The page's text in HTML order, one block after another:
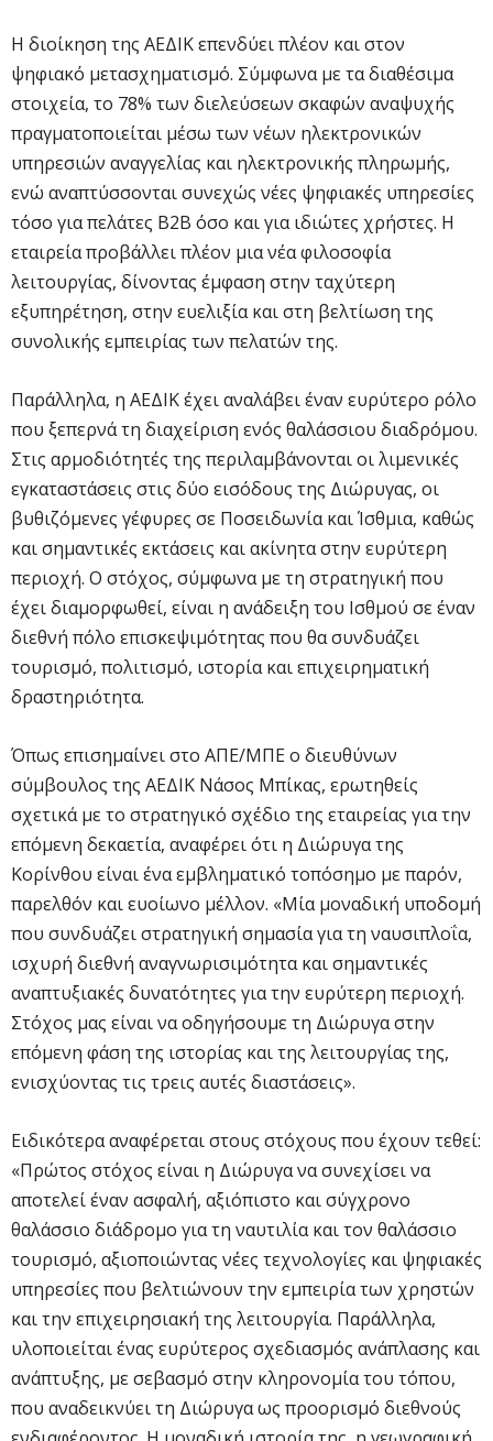
Η διοίκηση της ΑΕΔΙΚ επενδύει πλέον και στον
ψηφιακό μετασχηματισμό. Σύμφωνα με τα διαθέσιμα
στοιχεία, το 78% των διελεύσεων σκαφών αναψυχής
πραγματοποιείται μέσω των νέων ηλεκτρονικών
υπηρεσιών αναγγελίας και ηλεκτρονικής πληρωμής,
ενώ αναπτύσσονται συνεχώς νέες ψηφιακές υπηρεσίες
τόσο για πελάτες B2B όσο και για ιδιώτες χρήστες. Η
εταιρεία προβάλλει πλέον μια νέα φιλοσοφία
λειτουργίας, δίνοντας έμφαση στην ταχύτερη
εξυπηρέτηση, στην ευελιξία και στη βελτίωση της
συνολικής εμπειρίας των πελατών της.
Παράλληλα, η ΑΕΔΙΚ έχει αναλάβει έναν ευρύτερο ρόλο
που ξεπερνά τη διαχείριση ενός θαλάσσιου διαδρόμου.
Στις αρμοδιότητές της περιλαμβάνονται οι λιμενικές
εγκαταστάσεις στις δύο εισόδους της Διώρυγας, οι
βυθιζόμενες γέφυρες σε Ποσειδωνία και Ίσθμια, καθώς
και σημαντικές εκτάσεις και ακίνητα στην ευρύτερη
περιοχή. Ο στόχος, σύμφωνα με τη στρατηγική που
έχει διαμορφωθεί, είναι η ανάδειξη του Ισθμού σε έναν
διεθνή πόλο επισκεψιμότητας που θα συνδυάζει
τουρισμό, πολιτισμό, ιστορία και επιχειρηματική
δραστηριότητα.
Όπως επισημαίνει στο ΑΠΕ/ΜΠΕ ο διευθύνων
σύμβουλος της ΑΕΔΙΚ Νάσος Μπίκας, ερωτηθείς
σχετικά με το στρατηγικό σχέδιο της εταιρείας για την
επόμενη δεκαετία, αναφέρει ότι η Διώρυγα της
Κορίνθου είναι ένα εμβληματικό τοπόσημο με παρόν,
παρελθόν και ευοίωνο μέλλον. «Mία μοναδική υποδομή
που συνδυάζει στρατηγική σημασία για τη ναυσιπλοΐα,
ισχυρή διεθνή αναγνωρισιμότητα και σημαντικές
αναπτυξιακές δυνατότητες για την ευρύτερη περιοχή.
Στόχος μας είναι να οδηγήσουμε τη Διώρυγα στην
επόμενη φάση της ιστορίας και της λειτουργίας της,
ενισχύοντας τις τρεις αυτές διαστάσεις».
Ειδικότερα αναφέρεται στους στόχους που έχουν τεθεί:
«Πρώτος στόχος είναι η Διώρυγα να συνεχίσει να
αποτελεί έναν ασφαλή, αξιόπιστο και σύγχρονο
θαλάσσιο διάδρομο για τη ναυτιλία και τον θαλάσσιο
τουρισμό, αξιοποιώντας νέες τεχνολογίες και ψηφιακές
υπηρεσίες που βελτιώνουν την εμπειρία των χρηστών
και την επιχειρησιακή της λειτουργία. Παράλληλα,
υλοποιείται ένας ευρύτερος σχεδιασμός ανάπλασης και
ανάπτυξης, με σεβασμό στην κληρονομία του τόπου,
που αναδεικνύει τη Διώρυγα ως προορισμό διεθνούς